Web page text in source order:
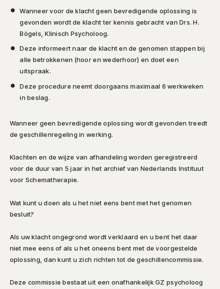
Wanneer voor de klacht geen bevredigende oplossing is
gevonden wordt de klacht ter kennis gebracht van Drs. H.
Bögels, Klinisch Psycholoog.
Deze informeert naar de klacht en de genomen stappen bij
alle betrokkenen (hoor en wederhoor) en doet een
uitspraak.
Deze procedure neemt doorgaans maximaal 6 werkweken
in beslag.
Wanneer geen bevredigende oplossing wordt gevonden treedt
de geschillenregeling in werking.
Klachten en de wijze van afhandeling worden geregistreerd
voor de duur van 5 jaar in het archief van Nederlands Instituut
voor Schematherapie.
Wat kunt u doen als u het niet eens bent met het genomen
besluit?
Als uw klacht ongegrond wordt verklaard en u bent het daar
niet mee eens of als u het oneens bent met de voorgestelde
oplossing, dan kunt u zich richten tot de geschillencommissie.
Deze commissie bestaat uit een onafhankelijk GZ psycholoog